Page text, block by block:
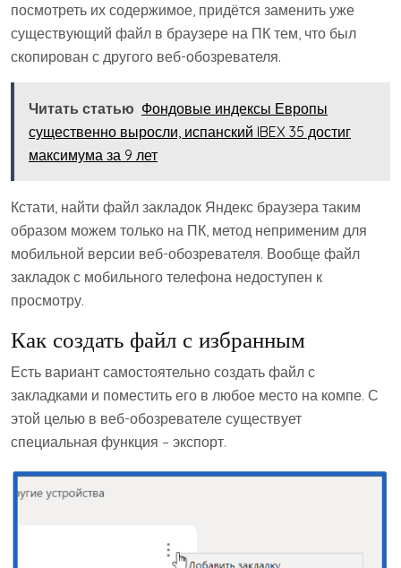
посмотреть их содержимое, придётся заменить уже
существующий файл в браузере на ПК тем, что был
скопирован с другого веб-обозревателя.
Читать статью Фондовые индексы Европы
существенно выросли, испанский IBEX 35 достиг
максимума за 9 лет
Кстати, найти файл закладок Яндекс браузера таким
образом можем только на ПК, метод неприменим для
мобильной версии веб-обозревателя. Вообще файл
закладок с мобильного телефона недоступен к
просмотру.
Как создать файл с избранным
Есть вариант самостоятельно создать файл с
закладками и поместить его в любое место на компе. С
этой целью в веб-обозревателе существует
специальная функция – экспорт.